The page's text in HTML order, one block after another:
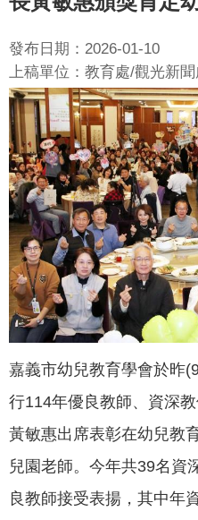
識
嘉
義
新
聞
活
動
公
告
機
關
站
便
民
服
務
發布日期：2026-01-10
上稿單位：教育處/觀光新聞
嘉義市幼兒教育學會於昨
行114年優良教師、資深
黃敏惠出席表彰在幼兒教
兒園老師。今年共39名資
良教師接受表揚，其中年